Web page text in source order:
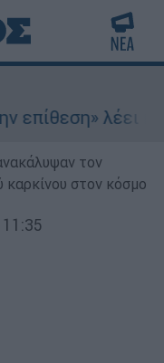
λέει η
τον
στον κόσμο